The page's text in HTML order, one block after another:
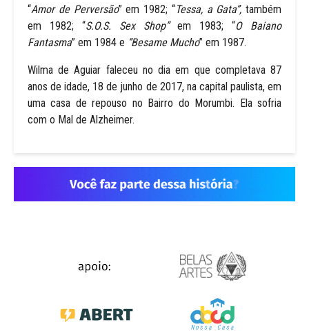
“Amor de Perversão” em 1982; “Tessa, a Gata”, também
em 1982; “S.O.S. Sex Shop”em 1983; “O Baiano
Fantasma” em 1984 e “Besame Mucho” em 1987.
Wilma de Aguiar faleceu no dia em que completava 87
anos de idade, 18 de junho de 2017, na capital paulista, em
uma casa de repouso no Bairro do Morumbi. Ela sofria
com o Mal de Alzheimer.